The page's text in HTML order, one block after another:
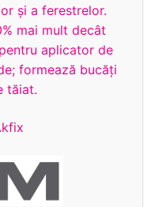
şi a ferestrelor.
mai mult decât
aplicator de
formează bucăţi
tăiat.